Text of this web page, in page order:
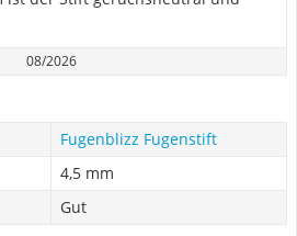
08/2026
Fugenblizz Fugenstift
4,5 mm
Gut